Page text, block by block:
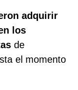
adquirir
los
de
el momento